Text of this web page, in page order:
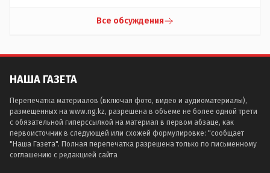
Все обсуждения
НАША ГАЗЕТА
Перепечатка материалов (включая фото, видео и аудиоматериалы),
размещенных на www.ng.kz, разрешена в объеме не более одной трети
с обязательной гиперссылкой на материал в первом абзаце, как
первоисточник в следующей или схожей формулировке: "сообщает
"Наша Газета". Полная перепечатка разрешена только по письменному
соглашению с редакцией сайта